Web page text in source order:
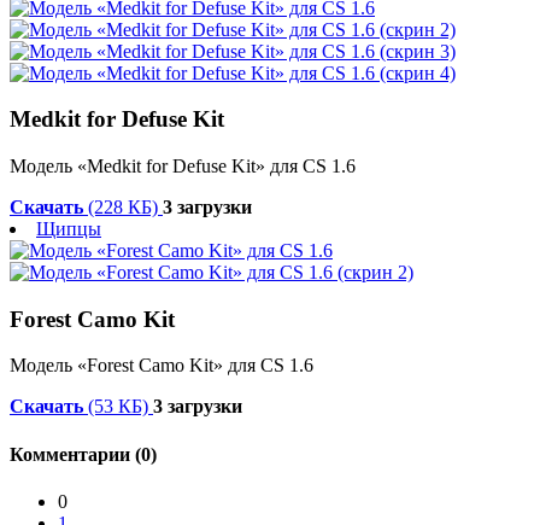
Medkit for Defuse Kit
Модель «Medkit for Defuse Kit» для CS 1.6
Скачать (228 КБ) 3 загрузки
Щипцы
Forest Camo Kit
Модель «Forest Camo Kit» для CS 1.6
Скачать (53 КБ) 3 загрузки
Комментарии (0)
0